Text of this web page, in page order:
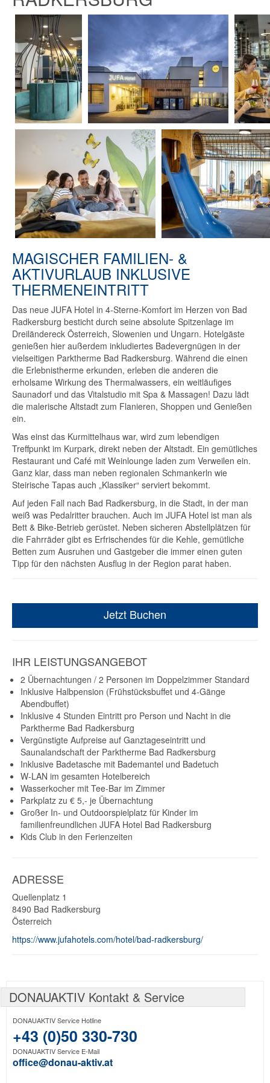
MAGISCHER FAMILIEN- &
AKTIVURLAUB INKLUSIVE
THERMENEINTRITT
Das neue JUFA Hotel in 4-Sterne-Komfort im Herzen von Bad
Radkersburg besticht durch seine absolute Spitzenlage im
Dreiländereck Österreich, Slowenien und Ungarn. Hotelgäste
genießen hier außerdem inkludiertes Badevergnügen in der
vielseitigen Parktherme Bad Radkersburg. Während die einen
die Erlebnistherme erkunden, erleben die anderen die
erholsame Wirkung des Thermalwassers, ein weitläufiges
Saunadorf und das Vitalstudio mit Spa & Massagen! Dazu lädt
die malerische Altstadt zum Flanieren, Shoppen und Genießen
ein.
Was einst das Kurmittelhaus war, wird zum lebendigen
Treffpunkt im Kurpark, direkt neben der Altstadt. Ein gemütliches
Restaurant und Café mit Weinlounge laden zum Verweilen ein.
Ganz klar, dass man neben regionalen Schmankerln wie
Steirische Tapas auch „Klassiker“ serviert bekommt.
Auf jeden Fall nach Bad Radkersburg, in die Stadt, in der man
weiß was Pedalritter brauchen. Auch im JUFA Hotel ist man als
Bett & Bike-Betrieb gerüstet. Neben sicheren Abstellplätzen für
die Fahrräder gibt es Erfrischendes für die Kehle, gemütliche
Betten zum Ausruhen und Gastgeber die immer einen guten
Tipp für den nächsten Ausflug in der Region parat haben.
Jetzt Buchen
IHR LEISTUNGSANGEBOT
2 Übernachtungen / 2 Personen im Doppelzimmer Standard
Inklusive Halbpension (Frühstücksbuffet und 4-Gänge
Abendbuffet)
Inklusive 4 Stunden Eintritt pro Person und Nacht in die
Parktherme Bad Radkersburg
Vergünstigte Aufpreise auf Ganztageseintritt und
Saunalandschaft der Parktherme Bad Radkersburg
Inklusive Badetasche mit Bademantel und Badetuch
W-LAN im gesamten Hotelbereich
Wasserkocher mit Tee-Bar im Zimmer
Parkplatz zu € 5,- je Übernachtung
Großer In- und Outdoorspielplatz für Kinder im
familienfreundlichen JUFA Hotel Bad Radkersburg
Kids Club in den Ferienzeiten
ADRESSE
Quellenplatz 1
8490 Bad Radkersburg
Österreich
https://www.jufahotels.com/hotel/bad-radkersburg/
DONAUAKTIV Kontakt & Service
DONAUAKTIV Service Hotline
+43 (0)50 330-730
DONAUAKTIV Service E-Mail
office@donau-aktiv.at